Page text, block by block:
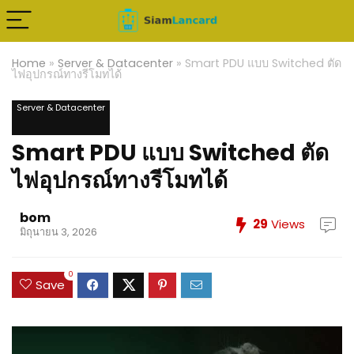
Home » Server & Datacenter » Smart PDU แบบ Switched ตัด
ไฟอุปกรณ์ทางรีโมทได้
Server & Datacenter
Smart PDU แบบ Switched ตัด
ไฟอุปกรณ์ทางรีโมทได้
bom
มิถุนายน 3, 2026 29 Views
Save
0